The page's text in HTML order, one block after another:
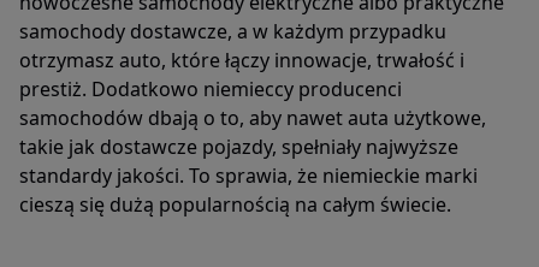
samochody dostawcze, a w każdym przypadku
otrzymasz auto, które łączy innowacje, trwałość i
prestiż. Dodatkowo niemieccy producenci
samochodów dbają o to, aby nawet auta użytkowe,
takie jak dostawcze pojazdy, spełniały najwyższe
standardy jakości. To sprawia, że niemieckie marki
cieszą się dużą popularnością na całym świecie.